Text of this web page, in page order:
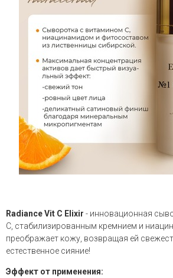
Radiance Vit C Elixir - инновационная
С, стабилизированным кремнием и
преображает кожу, возвращая ей
естественное сияние!
Эффект от применения: